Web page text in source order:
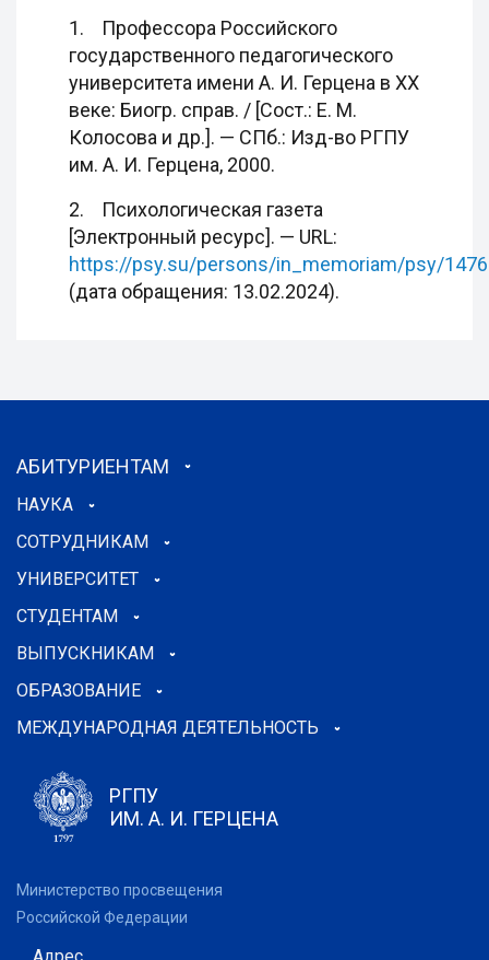
1. Профессора Российского
государственного педагогического
университета имени А. И. Герцена в XX
веке: Биогр. справ. / [Сост.: Е. М.
Колосова и др.]. — СПб.: Изд-во РГПУ
им. А. И. Герцена, 2000.
2. Психологическая газета
[Электронный ресурс]. — URL:
https://psy.su/persons/in_memoriam/psy/
(дата обращения: 13.02.2024).
АБИТУРИЕНТАМ
НАУКА
СОТРУДНИКАМ
УНИВЕРСИТЕТ
СТУДЕНТАМ
ВЫПУСКНИКАМ
ОБРАЗОВАНИЕ
МЕЖДУНАРОДНАЯ ДЕЯТЕЛЬНОСТЬ
РГПУ
ИМ. А. И. ГЕРЦЕНА
Министерство просвещения
Российской Федерации